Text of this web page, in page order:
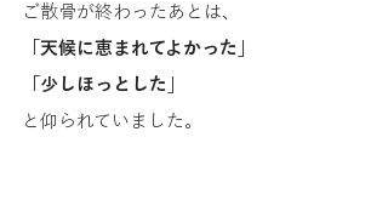
ご散骨が終わったあとは、
「天候に恵まれてよかった」
「少しほっとした」
と仰られていました。